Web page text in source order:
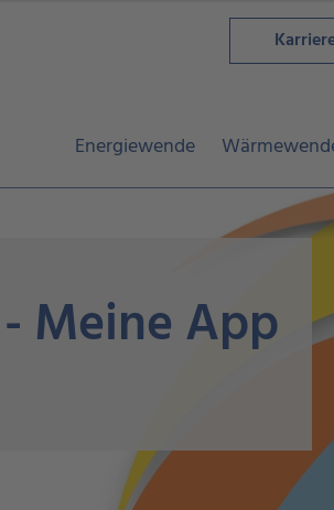
Energiewende
Meine App